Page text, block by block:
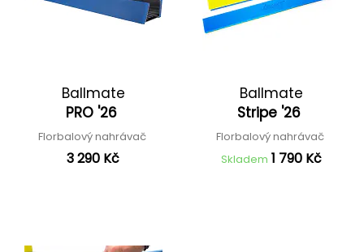
Ballmate
PRO '26
Florbalový nahrávač
3 290 Kč
Ballmate
Stripe '26
Florbalový nahrávač
Skladem 1 790 Kč